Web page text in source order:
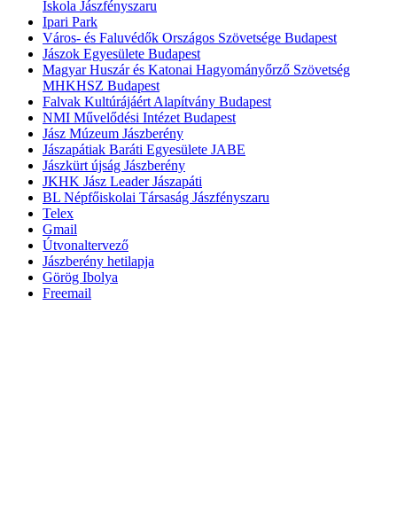
Iskola Jászfényszaru
Ipari Park
Város- és Faluvédők Országos Szövetsége Budapest
Jászok Egyesülete Budapest
Magyar Huszár és Katonai Hagyományőrző Szövetség
MHKHSZ Budapest
Falvak Kultúrájáért Alapítvány Budapest
NMI Művelődési Intézet Budapest
Jász Múzeum Jászberény
Jászapátiak Baráti Egyesülete JABE
Jászkürt újság Jászberény
JKHK Jász Leader Jászapáti
BL Népfőiskolai Társaság Jászfényszaru
Telex
Gmail
Útvonaltervező
Jászberény hetilapja
Görög Ibolya
Freemail